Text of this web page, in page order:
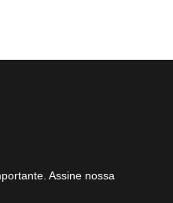
Assine nossa